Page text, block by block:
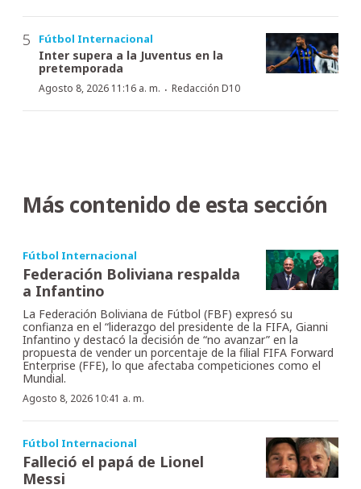
Fútbol Internacional
Inter supera a la Juventus en la
pretemporada
Agosto 8, 2026 11:16 a. m. · Redacción D10
Más contenido de esta sección
Fútbol Internacional
Federación Boliviana respalda
a Infantino
La Federación Boliviana de Fútbol (FBF) expresó su
confianza en el “liderazgo del presidente de la FIFA, Gianni
Infantino y destacó la decisión de “no avanzar” en la
propuesta de vender un porcentaje de la filial FIFA Forward
Enterprise (FFE), lo que afectaba competiciones como el
Mundial.
Agosto 8, 2026 10:41 a. m.
Fútbol Internacional
Falleció el papá de Lionel
Messi